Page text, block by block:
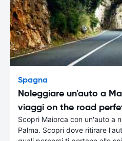
Spagna
Noleggiare un'auto a
viaggi on the road
Scopri Maiorca con un'auto a
Palma. Scopri dove ritirare